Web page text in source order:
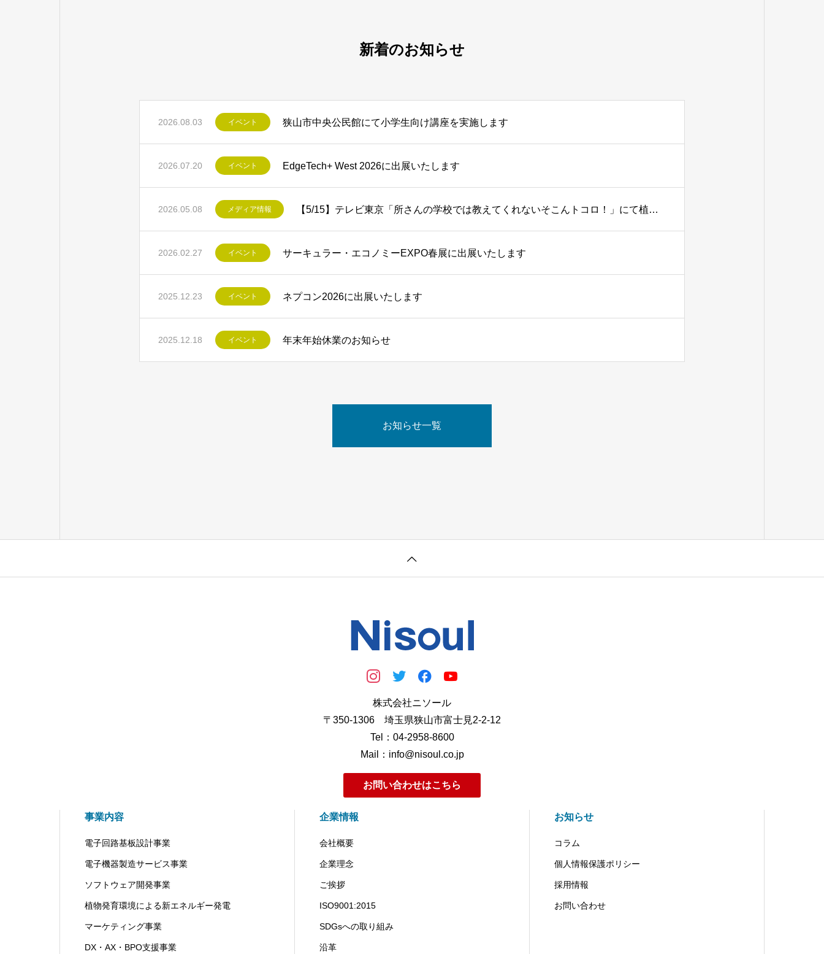
新着のお知らせ
2026.08.03 イベント 狭山市中央公民館にて小学生向け講座を実施します
2026.07.20 イベント EdgeTech+ West 2026に出展いたします
2026.05.08 メディア情報 【5/15】テレビ東京「所さんの学校では教えてくれないそこんトコロ！」にて植物発電が紹介されます
2026.02.27 イベント サーキュラー・エコノミーEXPO春展に出展いたします
2025.12.23 イベント ネプコン2026に出展いたします
2025.12.18 イベント 年末年始休業のお知らせ
お知らせ一覧
株式会社ニソール
〒350-1306 埼玉県狭山市富士見2-2-12
Tel：04-2958-8600
Mail：info@nisoul.co.jp
お問い合わせはこちら
事業内容
電子回路基板設計事業
電子機器製造サービス事業
ソフトウェア開発事業
植物発育環境による新エネルギー発電
マーケティング事業
DX・AX・BPO支援事業
企業情報
会社概要
企業理念
ご挨拶
ISO9001:2015
SDGsへの取り組み
沿革
お知らせ
コラム
個人情報保護ポリシー
採用情報
お問い合わせ